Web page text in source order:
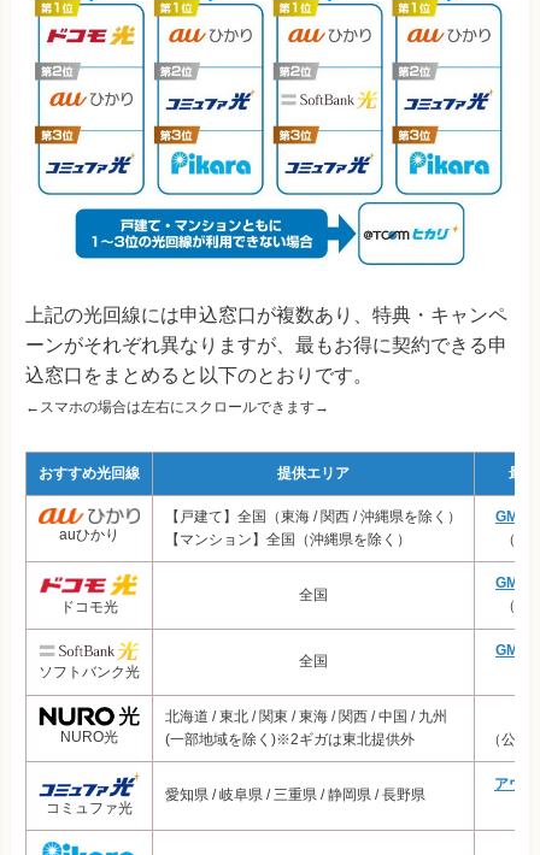
上記の光回線には申込窓口が複数あり、特典・キャンペ
ーンがそれぞれ異なりますが、最もお得に契約できる申
込窓口をまとめると以下のとおりです。
←スマホの場合は左右にスクロールできます→
おすすめ光回線 提供エリア 最
auひかり
【戸建て】全国（東海 / 関西 / 沖縄県を除く）
【マンション】全国（沖縄県を除く）
GMO
（プ
ドコモ光
全国
GMO
（プ
ソフトバンク光
全国
GMO
NURO光
北海道 / 東北 / 関東 / 東海 / 関西 / 中国 / 九州
(一部地域を除く)※2ギガは東北提供外
（公式
コミュファ光
愛知県 / 岐阜県 / 三重県 / 静岡県 / 長野県
アウ